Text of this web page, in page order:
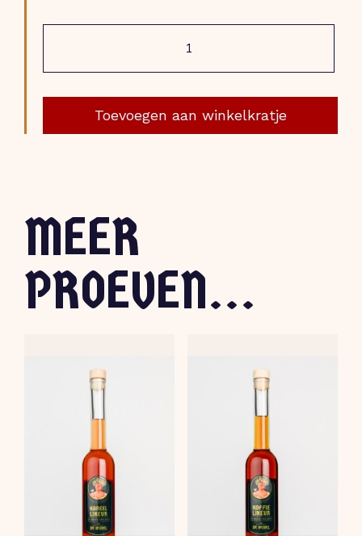
Toevoegen aan winkelkratje
MEER
PROEVEN...